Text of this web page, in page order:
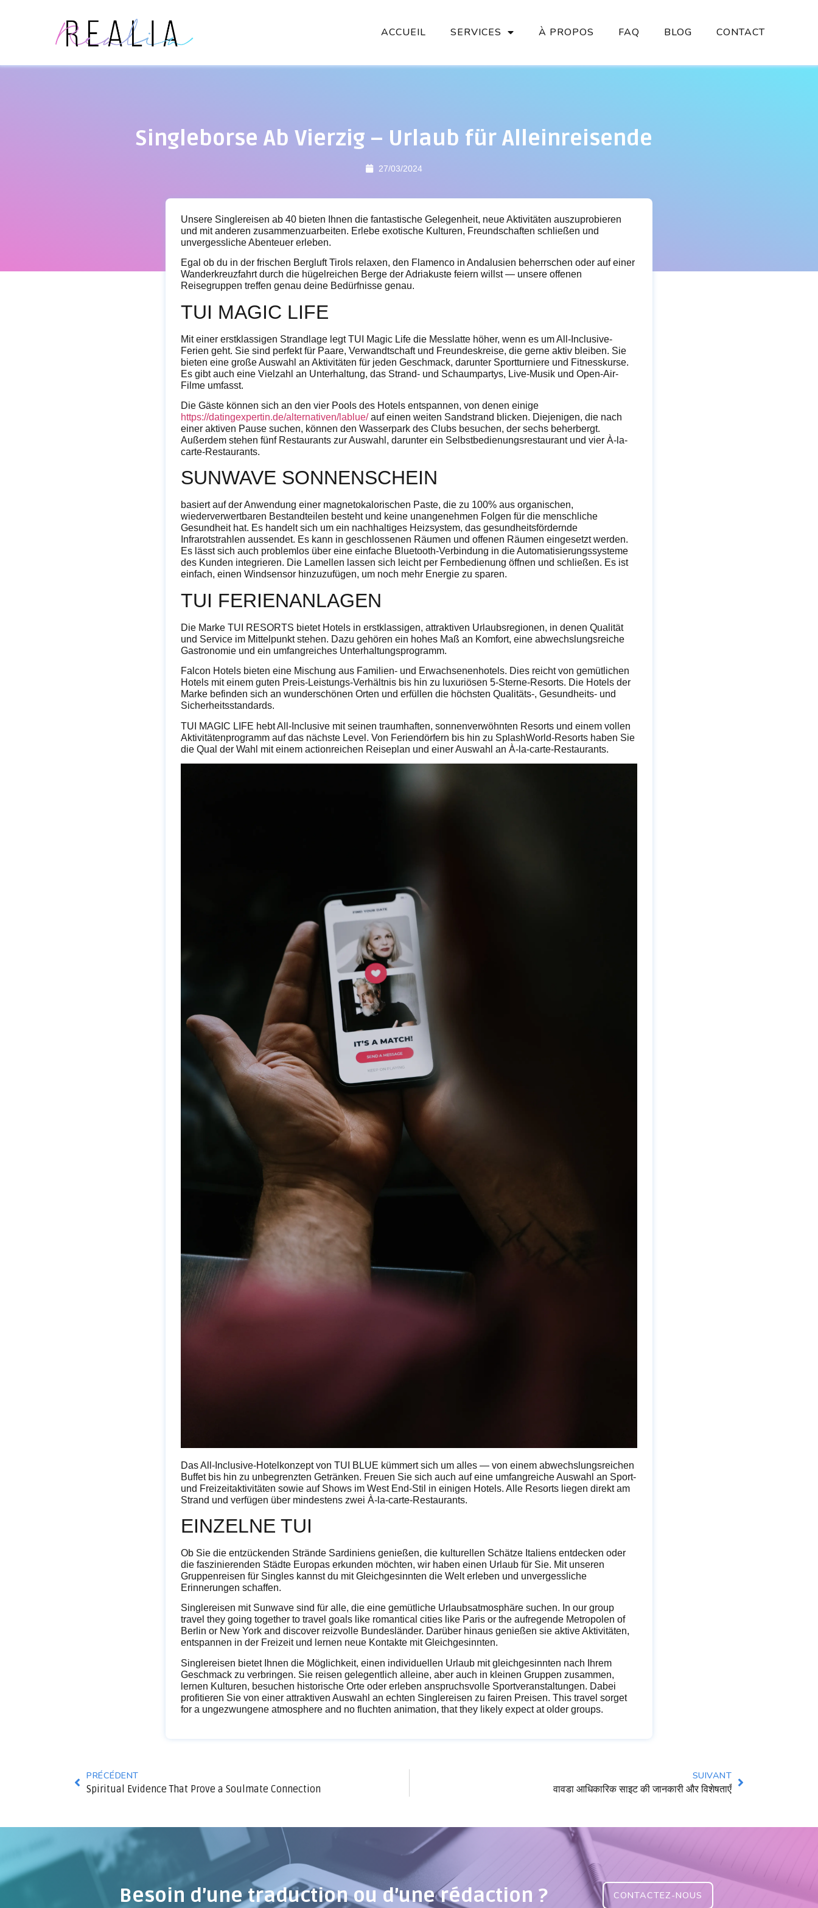
ACCUEIL SERVICES À PROPOS FAQ BLOG CONTACT
Singleborse Ab Vierzig – Urlaub für Alleinreisende
27/03/2024
Unsere Singlereisen ab 40 bieten Ihnen die fantastische Gelegenheit, neue Aktivitäten auszuprobieren
und mit anderen zusammenzuarbeiten. Erlebe exotische Kulturen, Freundschaften schließen und
unvergessliche Abenteuer erleben.
Egal ob du in der frischen Bergluft Tirols relaxen, den Flamenco in Andalusien beherrschen oder auf einer
Wanderkreuzfahrt durch die hügelreichen Berge der Adriakuste feiern willst — unsere offenen
Reisegruppen treffen genau deine Bedürfnisse genau.
TUI MAGIC LIFE
Mit einer erstklassigen Strandlage legt TUI Magic Life die Messlatte höher, wenn es um All-Inclusive-
Ferien geht. Sie sind perfekt für Paare, Verwandtschaft und Freundeskreise, die gerne aktiv bleiben. Sie
bieten eine große Auswahl an Aktivitäten für jeden Geschmack, darunter Sportturniere und Fitnesskurse.
Es gibt auch eine Vielzahl an Unterhaltung, das Strand- und Schaumpartys, Live-Musik und Open-Air-
Filme umfasst.
Die Gäste können sich an den vier Pools des Hotels entspannen, von denen einige
https://datingexpertin.de/alternativen/lablue/auf einen weiten Sandstrand blicken. Diejenigen, die nach
einer aktiven Pause suchen, können den Wasserpark des Clubs besuchen, der sechs beherbergt.
Außerdem stehen fünf Restaurants zur Auswahl, darunter ein Selbstbedienungsrestaurant und vier À-la-
carte-Restaurants.
SUNWAVE SONNENSCHEIN
basiert auf der Anwendung einer magnetokalorischen Paste, die zu 100% aus organischen,
wiederverwertbaren Bestandteilen besteht und keine unangenehmen Folgen für die menschliche
Gesundheit hat. Es handelt sich um ein nachhaltiges Heizsystem, das gesundheitsfördernde
Infrarotstrahlen aussendet. Es kann in geschlossenen Räumen und offenen Räumen eingesetzt werden.
Es lässt sich auch problemlos über eine einfache Bluetooth-Verbindung in die Automatisierungssysteme
des Kunden integrieren. Die Lamellen lassen sich leicht per Fernbedienung öffnen und schließen. Es ist
einfach, einen Windsensor hinzuzufügen, um noch mehr Energie zu sparen.
TUI FERIENANLAGEN
Die Marke TUI RESORTS bietet Hotels in erstklassigen, attraktiven Urlaubsregionen, in denen Qualität
und Service im Mittelpunkt stehen. Dazu gehören ein hohes Maß an Komfort, eine abwechslungsreiche
Gastronomie und ein umfangreiches Unterhaltungsprogramm.
Falcon Hotels bieten eine Mischung aus Familien- und Erwachsenenhotels. Dies reicht von gemütlichen
Hotels mit einem guten Preis-Leistungs-Verhältnis bis hin zu luxuriösen 5-Sterne-Resorts. Die Hotels der
Marke befinden sich an wunderschönen Orten und erfüllen die höchsten Qualitäts-, Gesundheits- und
Sicherheitsstandards.
TUI MAGIC LIFE hebt All-Inclusive mit seinen traumhaften, sonnenverwöhnten Resorts und einem vollen
Aktivitätenprogramm auf das nächste Level. Von Feriendörfern bis hin zu SplashWorld-Resorts haben Sie
die Qual der Wahl mit einem actionreichen Reiseplan und einer Auswahl an À-la-carte-Restaurants.
Das All-Inclusive-Hotelkonzept von TUI BLUE kümmert sich um alles — von einem abwechslungsreichen
Buffet bis hin zu unbegrenzten Getränken. Freuen Sie sich auch auf eine umfangreiche Auswahl an Sport-
und Freizeitaktivitäten sowie auf Shows im West End-Stil in einigen Hotels. Alle Resorts liegen direkt am
Strand und verfügen über mindestens zwei À-la-carte-Restaurants.
EINZELNE TUI
Ob Sie die entzückenden Strände Sardiniens genießen, die kulturellen Schätze Italiens entdecken oder
die faszinierenden Städte Europas erkunden möchten, wir haben einen Urlaub für Sie. Mit unseren
Gruppenreisen für Singles kannst du mit Gleichgesinnten die Welt erleben und unvergessliche
Erinnerungen schaffen.
Singlereisen mit Sunwave sind für alle, die eine gemütliche Urlaubsatmosphäre suchen. In our group
travel they going together to travel goals like romantical cities like Paris or the aufregende Metropolen of
Berlin or New York and discover reizvolle Bundesländer. Darüber hinaus genießen sie aktive Aktivitäten,
entspannen in der Freizeit und lernen neue Kontakte mit Gleichgesinnten.
Singlereisen bietet Ihnen die Möglichkeit, einen individuellen Urlaub mit gleichgesinnten nach Ihrem
Geschmack zu verbringen. Sie reisen gelegentlich alleine, aber auch in kleinen Gruppen zusammen,
lernen Kulturen, besuchen historische Orte oder erleben anspruchsvolle Sportveranstaltungen. Dabei
profitieren Sie von einer attraktiven Auswahl an echten Singlereisen zu fairen Preisen. This travel sorget
for a ungezwungene atmosphere and no fluchten animation, that they likely expect at older groups.
PRÉCÉDENT
Spiritual Evidence That Prove a Soulmate Connection
SUIVANT
वावडा आधिकारिक साइट की जानकारी और विशेषताएँ
Besoin d’une traduction ou d’une rédaction ? CONTACTEZ-NOUS